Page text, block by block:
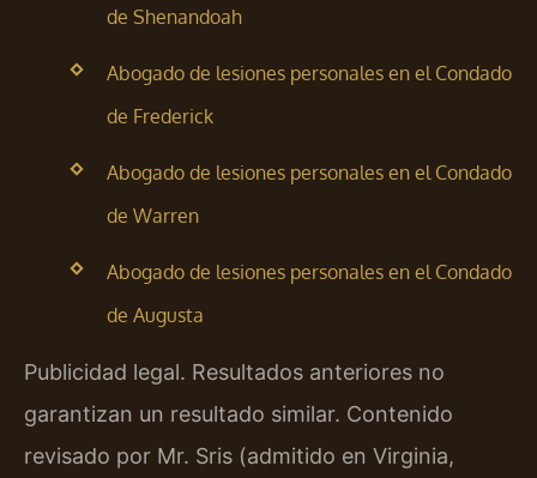
de Shenandoah
Abogado de lesiones personales en el Condado
de Frederick
Abogado de lesiones personales en el Condado
de Warren
Abogado de lesiones personales en el Condado
de Augusta
Publicidad legal. Resultados anteriores no
garantizan un resultado similar. Contenido
revisado por Mr. Sris (admitido en Virginia,